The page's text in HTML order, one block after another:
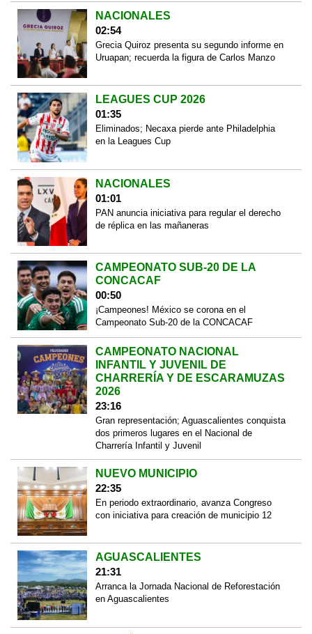
NACIONALES
02:54
Grecia Quiroz presenta su segundo informe en
Uruapan; recuerda la figura de Carlos Manzo
LEAGUES CUP 2026
01:35
Eliminados; Necaxa pierde ante Philadelphia
en la Leagues Cup
NACIONALES
01:01
PAN anuncia iniciativa para regular el derecho
de réplica en las mañaneras
CAMPEONATO SUB-20 DE LA
CONCACAF
00:50
¡Campeones! México se corona en el
Campeonato Sub-20 de la CONCACAF
CAMPEONATO NACIONAL
INFANTIL Y JUVENIL DE
CHARRERÍA Y DE ESCARAMUZAS
2026
23:16
Gran representación; Aguascalientes conquista
dos primeros lugares en el Nacional de
Charrería Infantil y Juvenil
NUEVO MUNICIPIO
22:35
En periodo extraordinario, avanza Congreso
con iniciativa para creación de municipio 12
AGUASCALIENTES
21:31
Arranca la Jornada Nacional de Reforestación
en Aguascalientes